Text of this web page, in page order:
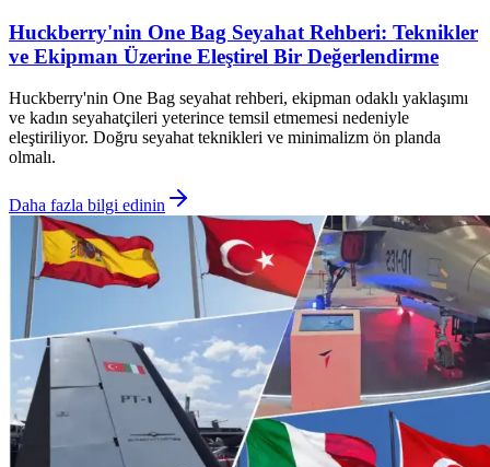
Huckberry'nin One Bag Seyahat Rehberi: Teknikler
ve Ekipman Üzerine Eleştirel Bir Değerlendirme
Huckberry'nin One Bag seyahat rehberi, ekipman odaklı yaklaşımı
ve kadın seyahatçileri yeterince temsil etmemesi nedeniyle
eleştiriliyor. Doğru seyahat teknikleri ve minimalizm ön planda
olmalı.
Daha fazla bilgi edinin